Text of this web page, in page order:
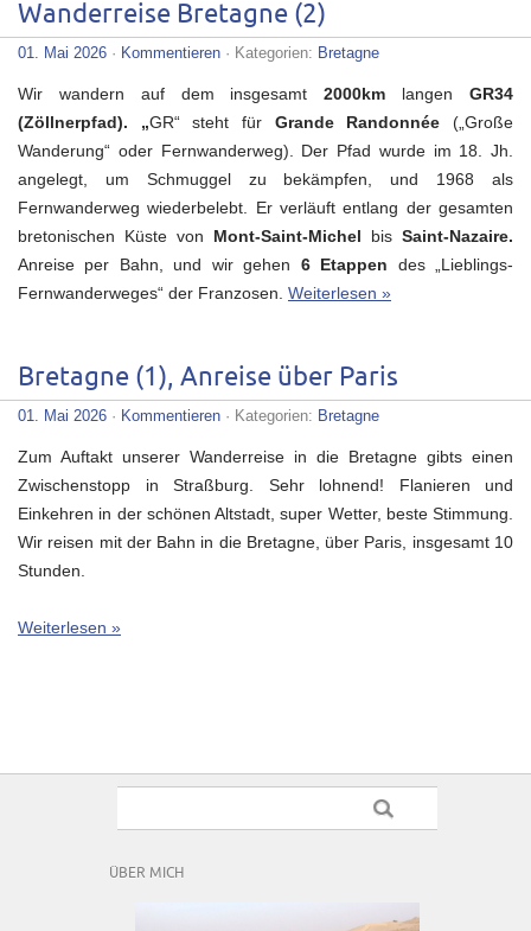
Wanderreise Bretagne (2)
01. Mai 2026 · Kommentieren · Kategorien: Bretagne
Wir wandern auf dem insgesamt2000km langenGR34
(Zöllnerpfad). „GR“ steht für Grande Randonnée („Große
Wanderung“ oder Fernwanderweg). Der Pfad wurde im 18. Jh.
angelegt, um Schmuggel zu bekämpfen, und 1968 als
Fernwanderweg wiederbelebt. Er verläuft entlang der gesamten
bretonischen Küste von Mont-Saint-Michel bis Saint-Nazaire.
Anreise per Bahn, und wir gehen 6 Etappen des „Lieblings-
Fernwanderweges“ der Franzosen. Weiterlesen »
Bretagne (1), Anreise über Paris
01. Mai 2026 · Kommentieren · Kategorien: Bretagne
Zum Auftakt unserer Wanderreise in die Bretagne gibts einen
Zwischenstopp in Straßburg. Sehr lohnend! Flanieren und
Einkehren in der schönen Altstadt, super Wetter, beste Stimmung.
Wir reisen mit der Bahn in die Bretagne, über Paris, insgesamt 10
Stunden.
Weiterlesen »
ÜBER MICH